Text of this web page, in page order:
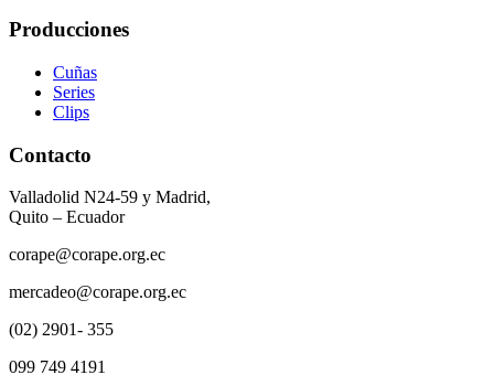
Producciones
Cuñas
Series
Clips
Contacto
Valladolid N24-59 y Madrid,
Quito – Ecuador
corape@corape.org.ec
mercadeo@corape.org.ec
(02) 2901- 355
099 749 4191